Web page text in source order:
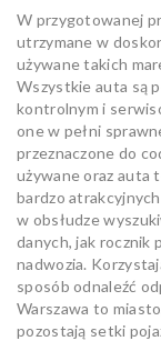
W przygotowanej
utrzymane w
używane takich
Wszystkie auta są
kontrolnym i
one w pełni
przeznaczone do
używane oraz auta
bardzo
w obsłudze
danych, jak rocznik
nadwozia.
sposób odnaleźć
Warszawa to
pozostają setki